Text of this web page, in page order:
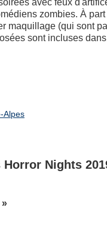
zombies. À
maquillage (qui sont
sont incluses
Alpes
Nights